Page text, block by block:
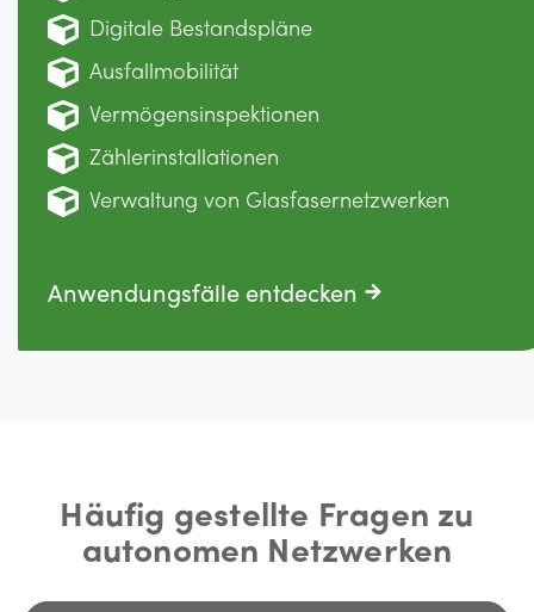
Digitale Bestandspläne
Ausfallmobilität
Vermögensinspektionen
Zählerinstallationen
Verwaltung von Glasfasernetzwerken
Anwendungsfälle entdecken
Häufig gestellte Fragen zu
autonomen Netzwerken